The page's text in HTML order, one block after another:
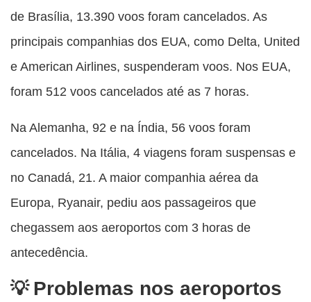
de Brasília, 13.390 voos foram cancelados. As
principais companhias dos EUA, como Delta, United
e American Airlines, suspenderam voos. Nos EUA,
foram 512 voos cancelados até as 7 horas.
Na Alemanha, 92 e na Índia, 56 voos foram
cancelados. Na Itália, 4 viagens foram suspensas e
no Canadá, 21. A maior companhia aérea da
Europa, Ryanair, pediu aos passageiros que
chegassem aos aeroportos com 3 horas de
antecedência.
Problemas nos aeroportos